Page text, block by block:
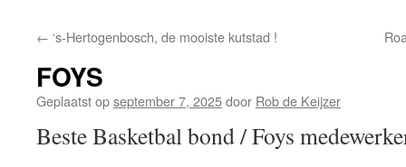
← ‘s-Hertogenbosch, de mooiste kutstad !
FOYS
Geplaatst opseptember 7, 2025door Rob de Keijzer
Beste Basketbal bond / Foys